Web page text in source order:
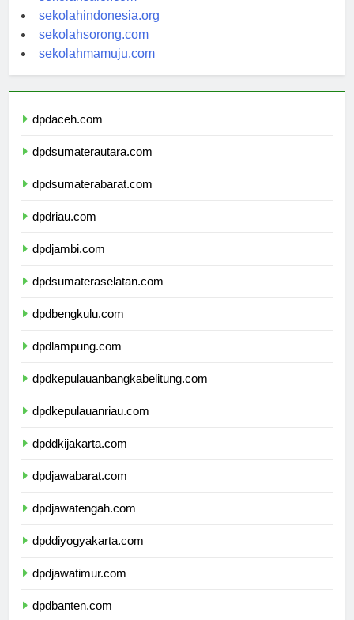
sekolahsalor.com
sekolahindonesia.org
sekolahsorong.com